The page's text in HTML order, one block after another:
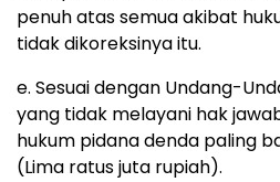
penuh atas semua akibat
tidak dikoreksinya itu.
e. Sesuai dengan Undang-
yang tidak melayani hak
hukum pidana denda paling
(Lima ratus juta rupiah).